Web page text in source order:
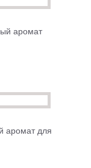
аромат
аромат для